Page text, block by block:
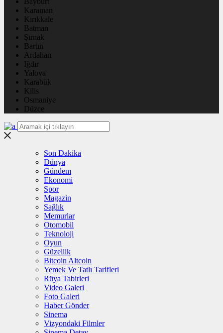
Karaman
Kırıkkale
Batman
Şırnak
Bartın
Ardahan
Iğdır
Yalova
Karabük
Kilis
Osmaniye
Düzce
Son Dakika
Dünya
Gündem
Ekonomi
Spor
Magazin
Sağlık
Memurlar
Otomobil
Teknoloji
Oyun
Güzellik
Bitcoin Altcoin
Yemek Ve Tatlı Tarifleri
Rüya Tabirleri
Video Galeri
Foto Galeri
Haber Gönder
Sinema
Vizyondaki Filmler